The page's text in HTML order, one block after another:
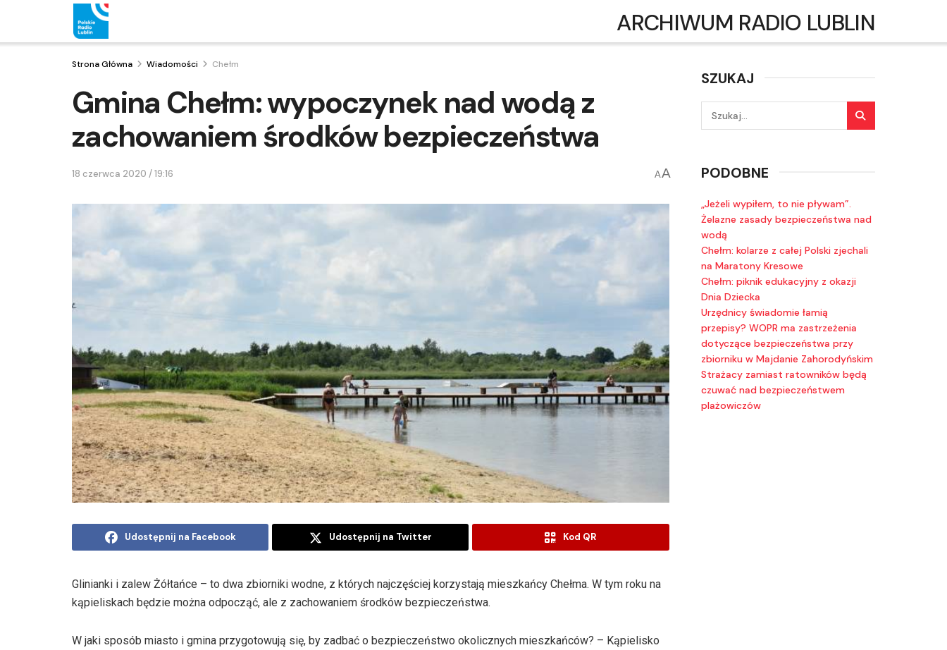
ARCHIWUM RADIO LUBLIN
Strona Główna Wiadomości Chełm
Gmina Chełm: wypoczynek nad wodą z
zachowaniem środków bezpieczeństwa
18 czerwca 2020 / 19:16 AA
Udostępnij na Facebook Udostępnij na Twitter Kod QR
Glinianki i zalew Żółtańce – to dwa zbiorniki wodne, z których najczęściej korzystają mieszkańcy Chełma. W tym roku na
kąpieliskach będzie można odpocząć, ale z zachowaniem środków bezpieczeństwa.
W jaki sposób miasto i gmina przygotowują się, by zadbać o bezpieczeństwo okolicznych mieszkańców? – Kąpielisko
SZUKAJ
PODOBNE
„Jeżeli wypiłem, to nie pływam”.
Żelazne zasady bezpieczeństwa nad
wodą
Chełm: kolarze z całej Polski zjechali
na Maratony Kresowe
Chełm: piknik edukacyjny z okazji
Dnia Dziecka
Urzędnicy świadomie łamią
przepisy? WOPR ma zastrzeżenia
dotyczące bezpieczeństwa przy
zbiorniku w Majdanie Zahorodyńskim
Strażacy zamiast ratowników będą
czuwać nad bezpieczeństwem
plażowiczów